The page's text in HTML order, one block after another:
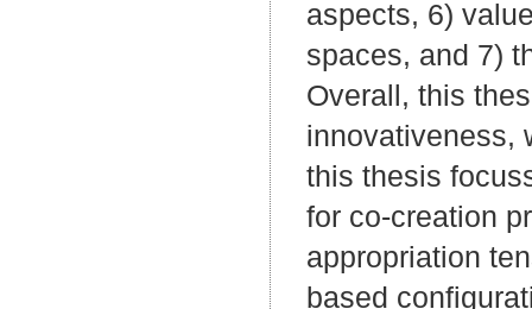
aspects, 6)
spaces, and 7)
Overall, this
innovativeness,
this thesis
for co-creation
appropriation
based